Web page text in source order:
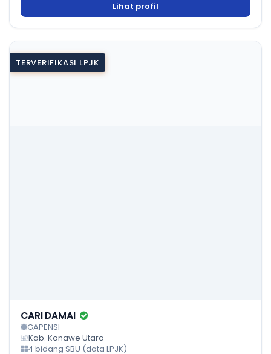
Lihat profil
TERVERIFIKASI LPJK
CARI DAMAI
GAPENSI
Kab. Konawe Utara
4 bidang SBU (data LPJK)